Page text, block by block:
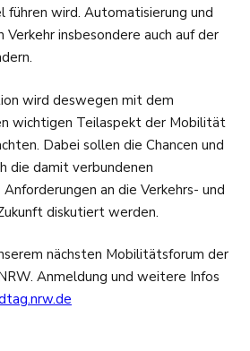
wird. Automatisierung und
insbesondere auch auf der
wird deswegen mit dem
wichtigen Teilaspekt der Mobilität
Dabei sollen die Chancen und
die damit verbundenen
an die Verkehrs- und
diskutiert werden.
nächsten Mobilitätsforum der
Anmeldung und weitere Infos